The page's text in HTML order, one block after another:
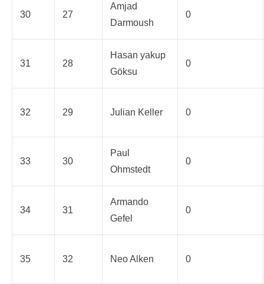
30 27
Amjad
Darmoush
0
31 28
Hasan yakup
Göksu
0
32 29 Julian Keller 0
33 30
Paul
Ohmstedt
0
34 31
Armando
Gefel
0
35 32 Neo Alken 0